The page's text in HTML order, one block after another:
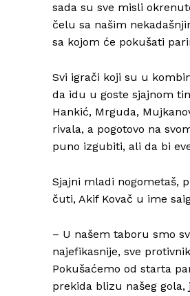
sada su sve misli
čelu sa našim
sa kojom će pokušati
Svi igrači koji su u
da idu u goste sjajnom
Hankić, Mrguda,
rivala, a pogotovo na
puno izgubiti, ali da bi
Sjajni mladi nogometaš,
čuti, Akif Kovač u ime
– U našem taboru smo
najefikasnije, sve
Pokušaćemo od starta
prekida blizu našeg